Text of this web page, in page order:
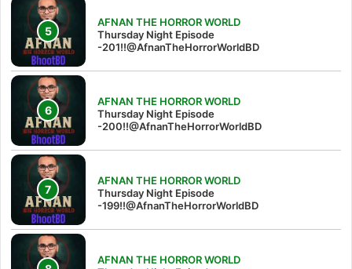
AFNAN THE HORROR WORLD
Thursday Night Episode
-201!!@AfnanTheHorrorWorldBD
AFNAN THE HORROR WORLD
Thursday Night Episode
-200!!@AfnanTheHorrorWorldBD
AFNAN THE HORROR WORLD
Thursday Night Episode
-199!!@AfnanTheHorrorWorldBD
AFNAN THE HORROR WORLD